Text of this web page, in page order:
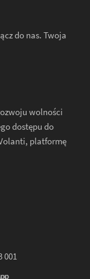
do nas. Twoja
wolności
dostępu do
platformę
001